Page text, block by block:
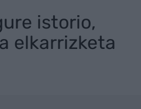
istorio,
elkarrizketa